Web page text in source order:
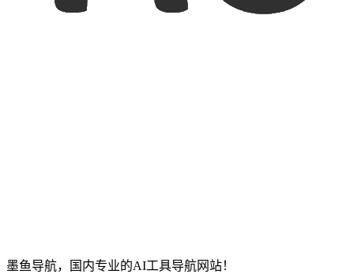
墨鱼导航，国内专业的AI工具导航网站！